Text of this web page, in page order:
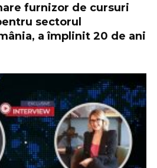
furnizor de cursuri
sectorul
a împlinit 20 de ani